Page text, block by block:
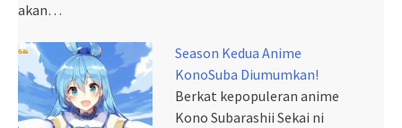
akan…
Season Kedua Anime
KonoSuba Diumumkan!
Berkat kepopuleran anime
Kono Subarashii Sekai ni